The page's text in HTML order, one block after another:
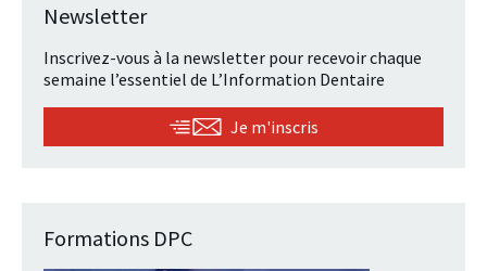
Newsletter
Inscrivez-vous à la newsletter pour recevoir chaque
semaine l’essentiel de L’Information Dentaire
Je m'inscris
Formations DPC